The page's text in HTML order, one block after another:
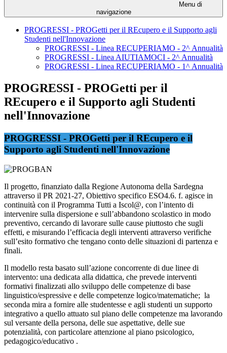
Menu di
navigazione
PROGRESSI - PROGetti per il REcupero e il Supporto agli
Studenti nell'Innovazione
PROGRESSI - Linea RECUPERIAMO - 2^ Annualità
PROGRESSI - Linea AIUTIAMOCI - 2^ Annualità
PROGRESSI - Linea RECUPERIAMO - 1^ Annualità
PROGRESSI - PROGetti per il
REcupero e il Supporto agli Studenti
nell'Innovazione
PROGRESSI - PROGetti per il REcupero e il
Supporto agli Studenti nell'Innovazione
Il progetto, finanziato dalla Regione Autonoma della Sardegna
attraverso il PR 2021-27, Obiettivo specifico ESO4.6. f. agisce in
continuità con il Programma Tutti a Iscol@, con l’intento di
intervenire sulla dispersione e sull’abbandono scolastico in modo
preventivo, cercando di lavorare sulle cause piuttosto che sugli
effetti, e misurando l’efficacia degli interventi attraverso verifiche
sull’esito formativo che tengano conto delle situazioni di partenza e
finali.
Il modello resta basato sull’azione concorrente di due linee di
intervento: una dedicata alla didattica, che prevede interventi
formativi finalizzati allo sviluppo delle competenze di base
linguistico/espressive e delle competenze logico/matematiche; la
seconda mira a fornire alle studentesse e agli studenti un supporto
integrativo a quello attuato sul piano delle competenze ma lavorando
sul versante della persona, delle sue aspettative, delle sue
potenzialità, con particolare attenzione al piano psicologico,
pedagogico/educativo .